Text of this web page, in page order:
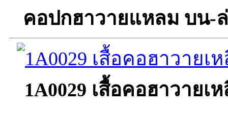
คอปกฮาวายแหลม บน-
1A0029 เสื้อคอฮาวาย